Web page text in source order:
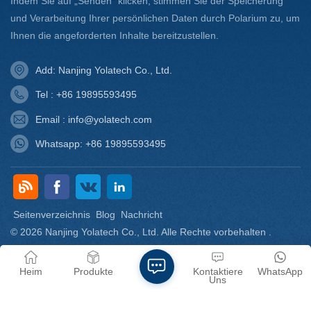
und Verarbeitung Ihrer persönlichen Daten durch Polarium zu, um
Ihnen die angeforderten Inhalte bereitzustellen.
Add: Nanjing Yolatech Co., Ltd.
Tel : +86 19895593495
Email : info@yolatech.com
Whatsapp: +86 19895593495
Seitenverzeichnis Blog
Nachricht
© 2026 Nanjing Yolatech Co., Ltd. Alle Rechte vorbehalten .
Seitenverzeichnis
DATENSCHUTZRICHTLINIE
IPv6-Netzwerk unterstützt
Heim Produkte WhatsApp
Kontaktiere
Uns